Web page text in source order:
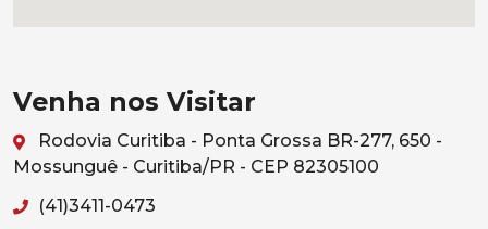
Venha nos Visitar
Rodovia Curitiba - Ponta Grossa BR-277, 650 -
Mossunguê - Curitiba/PR - CEP 82305100
(41)3411-0473